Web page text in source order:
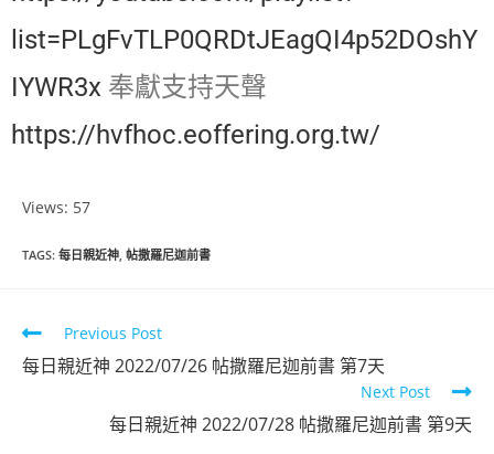
list=PLgFvTLP0QRDtJEagQI4p52DOshY
IYWR3x 奉獻支持天聲
https://hvfhoc.eoffering.org.tw/
Views: 57
TAGS: 每日親近神, 帖撒羅尼迦前書
Previous Post
每日親近神 2022/07/26 帖撒羅尼迦前書 第7天
Next Post
每日親近神 2022/07/28 帖撒羅尼迦前書 第9天